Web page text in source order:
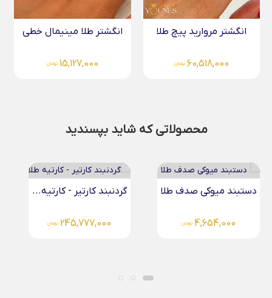
انگشتر مروارید پیچ طلا
60,518,000 تومان
انگشتر طلا مینیمال خطی
15,127,000 تومان
محصولاتی که شاید بپسندید
طلا گردنبند کارتیر - کارتیه...
245,777,000
آویز سواروسکی گل
3,828,000